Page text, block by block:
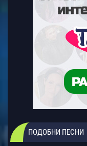
ПОДОБНИ ПЕСНИ